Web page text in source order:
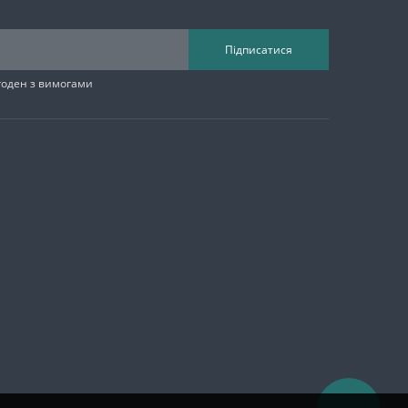
Підписатися
з вимогами